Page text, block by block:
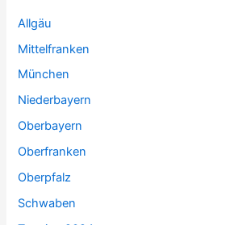
Allgäu
Mittelfranken
München
Niederbayern
Oberbayern
Oberfranken
Oberpfalz
Schwaben